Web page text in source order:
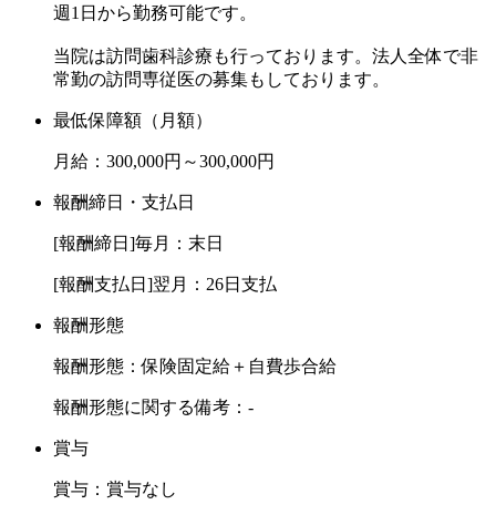
週1日から勤務可能です。
当院は訪問歯科診療も行っております。法人全体で非
常勤の訪問専従医の募集もしております。
最低保障額（月額）
月給：300,000円～300,000円
報酬締日・支払日
[報酬締日]毎月：末日
[報酬支払日]翌月：26日支払
報酬形態
報酬形態：保険固定給＋自費歩合給
報酬形態に関する備考：-
賞与
賞与：賞与なし